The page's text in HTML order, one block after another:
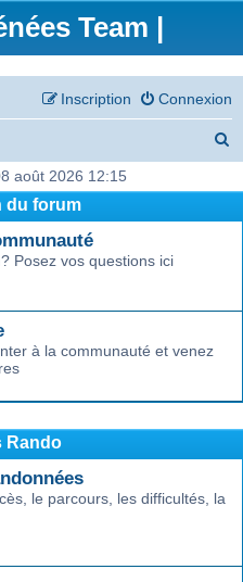
Team |
Connexion
Inscription
e
août 2026 12:15
du forum
Posez vos questions ici
à la communauté et venez
Rando
le parcours, les difficultés, la